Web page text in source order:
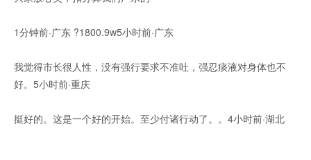
1分钟前·广东 ?1800.9w5小时前·广东
我觉得市长很人性，没有强行要求不准吐，强忍痰液对身体也不
好。5小时前·重庆
挺好的。这是一个好的开始。至少付诸行动了。。4小时前·湖北